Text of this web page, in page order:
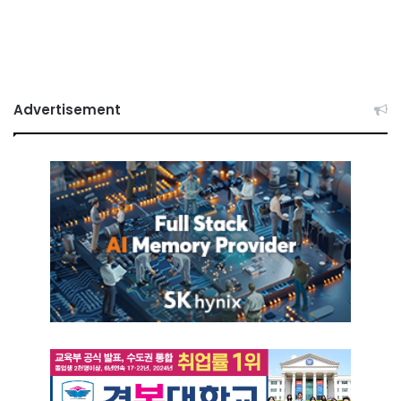
Advertisement